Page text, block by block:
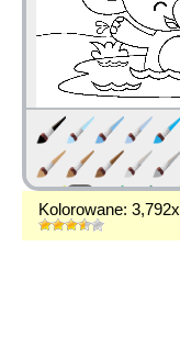
Kolorowane: 3,792x